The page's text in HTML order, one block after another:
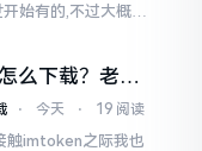
始有的,不过大概在
了。
么下载？老用
道
⋅ 今天 ⋅ 19 阅读
触imtoken之际我也